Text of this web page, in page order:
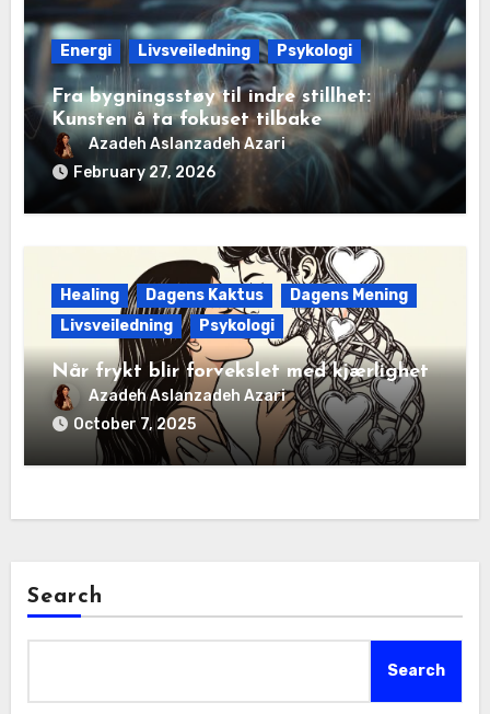
Energi Livsveiledning Psykologi
Fra bygningsstøy til indre stillhet:
Kunsten å ta fokuset tilbake
Azadeh Aslanzadeh Azari
February 27, 2026
Healing Dagens Kaktus
Dagens Mening
Livsveiledning
Psykologi
Når frykt blir forvekslet med kjærlighet
Azadeh Aslanzadeh Azari
October 7, 2025
Search
Search